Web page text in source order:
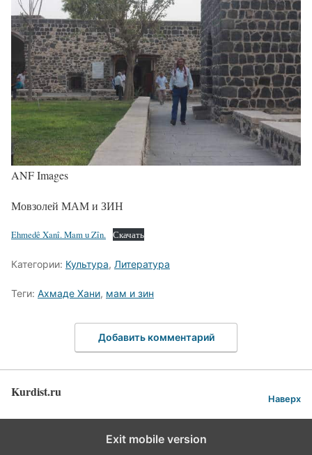
ANF Images
Мовзолей МАМ и ЗИН
Ehmedê Xanî. Mam u Zîn. Скачать
Категории: Культура, Литература
Теги: Ахмаде Хани, мам и зин
Добавить комментарий
Kurdist.ru Наверх
Exit mobile version